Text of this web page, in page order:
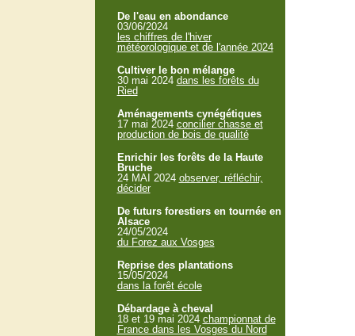
De l'eau en abondance
03/06/2024
les chiffres de l'hiver
météorologique et de l'année 2024
Cultiver le bon mélange
30 mai 2024 dans les forêts du
Ried
Aménagements cynégétiques
17 mai 2024 concilier chasse et
production de bois de qualité
Enrichir les forêts de la Haute
Bruche
24 MAI 2024 observer, réfléchir,
décider
De futurs forestiers en tournée en
Alsace
24/05/2024
du Forez aux Vosges
Reprise des plantations
15/05/2024
dans la forêt école
Débardage à cheval
18 et 19 mai 2024 championnat de
France dans les Vosges du Nord